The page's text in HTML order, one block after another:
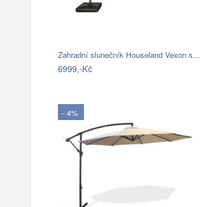
Zahradní slunečník Houseland Vexon s…
6999,-Kč
- 4%